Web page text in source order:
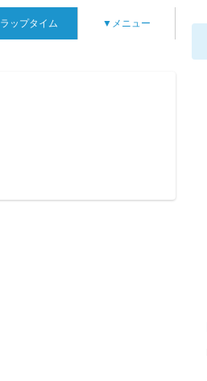
ラップタイム ▼メニュー